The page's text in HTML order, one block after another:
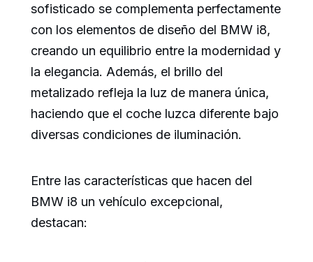
sofisticado se complementa perfectamente
con los elementos de diseño del BMW i8,
creando un equilibrio entre la modernidad y
la elegancia. Además, el brillo del
metalizado refleja la luz de manera única,
haciendo que el coche luzca diferente bajo
diversas condiciones de iluminación.
Entre las características que hacen del
BMW i8 un vehículo excepcional,
destacan: